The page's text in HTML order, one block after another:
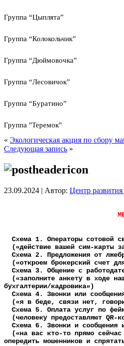
Группа “Цыплята”
Группа “Колокольчик”
Группа “Дюймовочка”
Группа “Лесовичок”
Группа “Буратино”
Группа "Теремок"
« Экологическая акция по сбору
Следующая запись »
23.09.2024 | Автор: Центр
Схема 1. Операторы сотовой
(«действие вашей сим-карты
Схема 2. Предложения от
(«откроем брокерский счет
Схема 3. Общение с
(«заполните анкету в ходе
бухгалтерии/кадровика»)
Схема 4. Звонки или
(«я в беде, связи нет,
Схема 5. Оплата услуг по
(человеку предоставляют QR-
Схема 6. Звонки и сообщения
(«на вас кто-то прямо сейчас
опередить мошенников и